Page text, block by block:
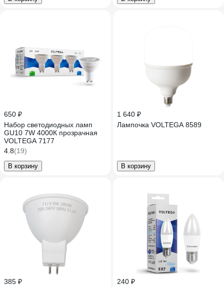
650 ₽
Набор светодиодных ламп
GU10 7W 4000К прозрачная
VOLTEGA 7177
4.8(19)
В корзину
1 640 ₽
Лампочка VOLTEGA 8589
В корзину
385 ₽
240 ₽